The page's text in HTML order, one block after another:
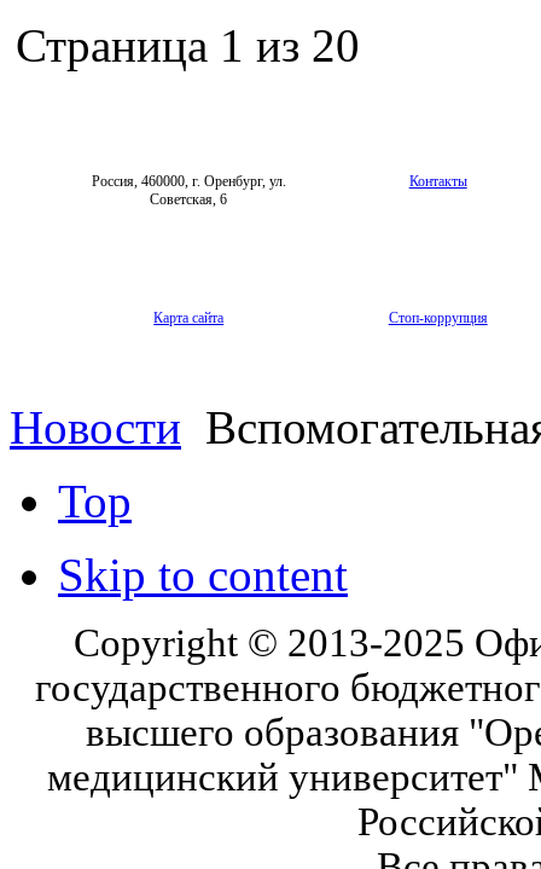
Страница 1 из 20
Россия, 460000, г. Оренбург, ул.
Советская, 6
Контакты
Карта сайта Стоп-коррупция
Новости
Top
Skip to content
Copyright © 2013-2025
государственного
высшего образования
медицинский университет"